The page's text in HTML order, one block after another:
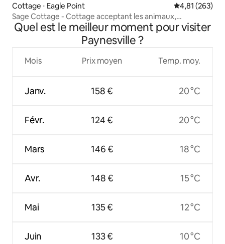
Cottage ⋅ Eagle Point Évaluation
4,81 (263)
Sage Cottage - Cottage acceptant les animaux,
barbecue, foyer
Quel est le meilleur moment pour visiter
Paynesville ?
Mois
Janv.
Févr.
Mars
Avr.
Mai
Juin
Prix moyen
158 €
124 €
146 €
148 €
135 €
133 €
Temp. moy.
20 °C
20 °C
18 °C
15 °C
12 °C
10 °C